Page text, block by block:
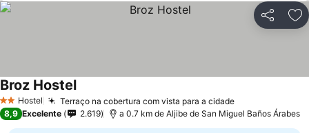
Partilhar
2 Estrelas
Hostel Terraço na cobertura com vista para a cidade
Broz Hostel
8,9 Excelente 2.619 a 0.7 km de Aljibe de San Miguel Baños Árabes